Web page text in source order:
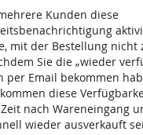
Kunden diese
mit der Bestellung nicht
Sie die „wieder
per Email bekommen
diese
nach Wareneingang
wieder ausverkauft